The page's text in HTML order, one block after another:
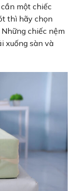
một chiếc
thì hãy chọn
chiếc nệm
xuống sàn và